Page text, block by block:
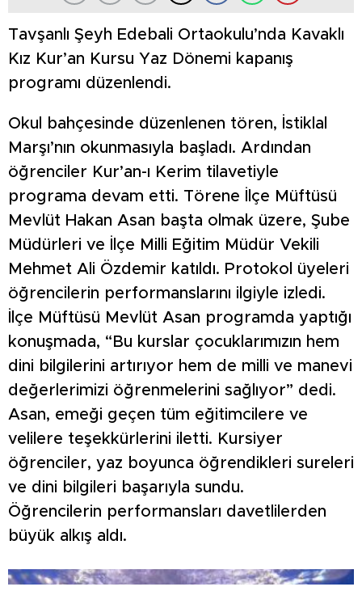
Tavşanlı Şeyh Edebali Ortaokulu’nda Kavaklı
Kız Kur’an Kursu Yaz Dönemi kapanış
programı düzenlendi.
Okul bahçesinde düzenlenen tören, İstiklal
Marşı’nın okunmasıyla başladı. Ardından
öğrenciler Kur’an-ı Kerim tilavetiyle
programa devam etti. Törene İlçe Müftüsü
Mevlüt Hakan Asan başta olmak üzere, Şube
Müdürleri ve İlçe Milli Eğitim Müdür Vekili
Mehmet Ali Özdemir katıldı. Protokol üyeleri
öğrencilerin performanslarını ilgiyle izledi.
İlçe Müftüsü Mevlüt Asan programda yaptığı
konuşmada, “Bu kurslar çocuklarımızın hem
dini bilgilerini artırıyor hem de milli ve manevi
değerlerimizi öğrenmelerini sağlıyor” dedi.
Asan, emeği geçen tüm eğitimcilere ve
velilere teşekkürlerini iletti. Kursiyer
öğrenciler, yaz boyunca öğrendikleri sureleri
ve dini bilgileri başarıyla sundu.
Öğrencilerin performansları davetlilerden
büyük alkış aldı.